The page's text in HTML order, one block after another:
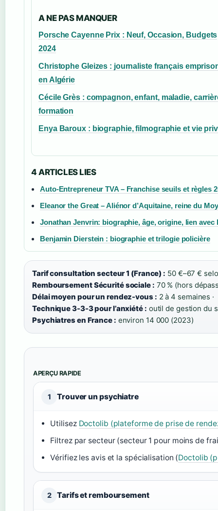
A NE PAS MANQUER
Porsche Cayenne Prix : Neuf, Occasion, Budgets
2024
Christophe Gleizes : journaliste français
en Algérie
Cécile Grès : compagnon, enfant, maladie,
formation
Enya Baroux : biographie, filmographie et vie
4 ARTICLES LIES
Auto-Entrepreneur TVA – Franchise seuils et règles
Eleanor the Great – Aliénor d’Aquitaine, reine du
Jonathan Jenvrin: biographie, âge, origine, lien avec
Benjamin Dierstein : biographie et trilogie policière
Tarif consultation secteur 1 (France) : 50 €–67 €
Remboursement Sécurité sociale : 70 % (hors
Délai moyen pour un rendez-vous : 2 à 4 semaines ·
Technique 3-3-3 pour l’anxiété : outil de gestion du
Psychiatres en France : environ 14 000 (2023)
APERÇU RAPIDE
1 Trouver un psychiatre
Utilisez Doctolib (plateforme de prise de
Filtrez par secteur (secteur 1 pour moins de
Vérifiez les avis et la spécialisation (Doctolib
2 Tarifs et remboursement